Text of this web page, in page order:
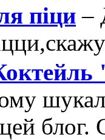
піци –
блог.